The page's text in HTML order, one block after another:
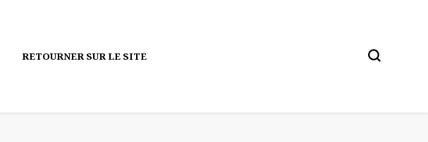
RETOURNER SUR LE SITE